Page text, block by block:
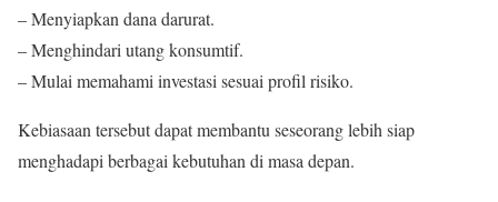
– Menyiapkan dana darurat.
– Menghindari utang konsumtif.
– Mulai memahami investasi sesuai profil risiko.
Kebiasaan tersebut dapat membantu seseorang lebih siap
menghadapi berbagai kebutuhan di masa depan.